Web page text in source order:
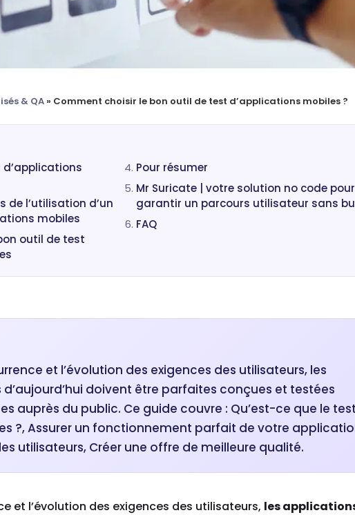
& QA » Comment choisir le bon outil de test d’applications mobiles ?
d’applications
de l’utilisation d’un
mobiles
outil de test
Pour résumer
Mr Suricate | votre solution no code pour
garantir un parcours utilisateur sans
FAQ
et l’évolution des exigences des utilisateurs, les
doivent être parfaites conçues et testées
auprès du public. Ce guide couvre : Qu’est-ce que le test
?, Assurer un fonctionnement parfait de votre
utilisateurs, Créer une offre de meilleure qualité.
et l’évolution des exigences des utilisateurs, les